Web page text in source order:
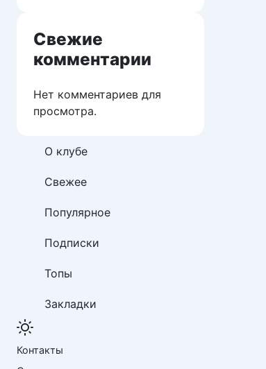
Свежие
комментарии
Нет комментариев для
просмотра.
О клубе
Свежее
Популярное
Подписки
Топы
Закладки
Контакты